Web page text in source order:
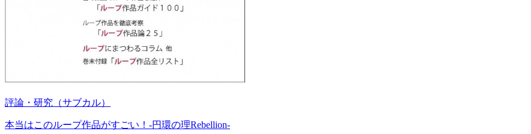
評論・研究（サブカル）
本当はこのループ作品がすごい！-円環の理Rebellion-